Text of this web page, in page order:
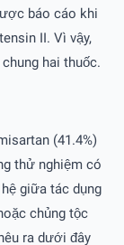
báo cáo khi
II. Vì vậy,
hai thuốc.
(41.4%)
thử nghiệm có
giữa tác dụng
chủng tộc
ra dưới đây